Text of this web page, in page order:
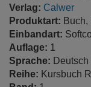
Verlag: Calwer
Produktart:
Einbandart:
Auflage: 1
Sprache: Deutsch
Reihe: Kursbuch